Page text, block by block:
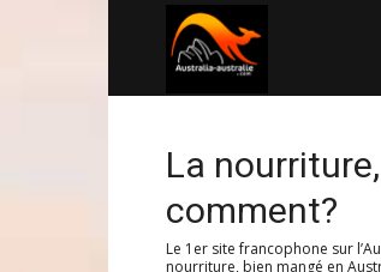
La
comment?
Le 1er site francophone sur
nourriture, bien mangé en